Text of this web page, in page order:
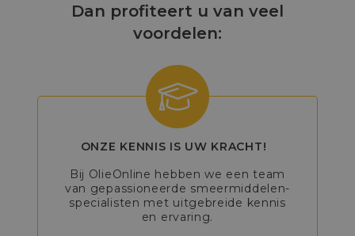
Dan profiteert u van veel
voordelen:
ONZE KENNIS IS UW KRACHT!
Bij OlieOnline hebben we een team
van gepassioneerde smeermiddelen-
specialisten met uitgebreide kennis
en ervaring.